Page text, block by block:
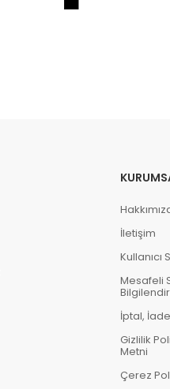
İletişim
Kullanıcı
Mesafeli
İptal,
Gizlilik
Metni
Çerez